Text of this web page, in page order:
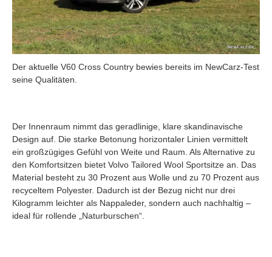
Der aktuelle V60 Cross Country bewies bereits im NewCarz-Test
seine Qualitäten.
Der Innenraum nimmt das geradlinige, klare skandinavische
Design auf. Die starke Betonung horizontaler Linien vermittelt
ein großzügiges Gefühl von Weite und Raum. Als Alternative zu
den Komfortsitzen bietet Volvo Tailored Wool Sportsitze an. Das
Material besteht zu 30 Prozent aus Wolle und zu 70 Prozent aus
recyceltem Polyester. Dadurch ist der Bezug nicht nur drei
Kilogramm leichter als Nappaleder, sondern auch nachhaltig –
ideal für rollende „Naturburschen“.